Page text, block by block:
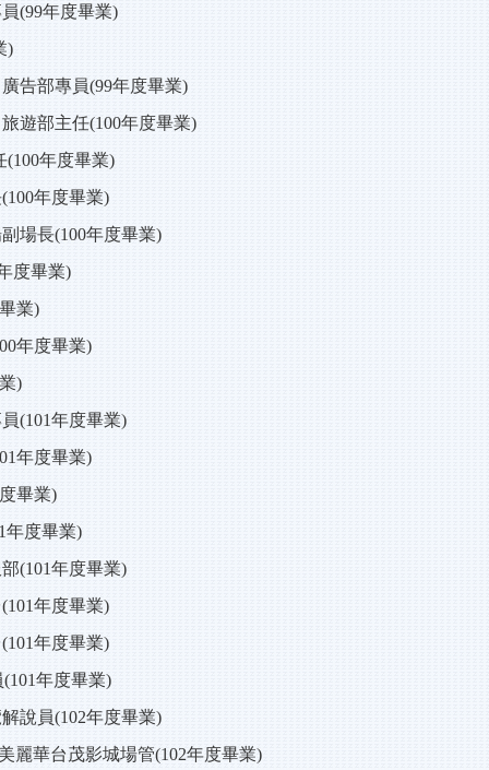
(99年度畢業)
)
告部專員(99年度畢業)
遊部主任(100年度畢業)
(100年度畢業)
年度畢業)
場長(100年度畢業)
度畢業)
業)
年度畢業)
)
(101年度畢業)
年度畢業)
畢業)
年度畢業)
(101年度畢業)
年度畢業)
年度畢業)
年度畢業)
說員(102年度畢業)
麗華台茂影城場管(102年度畢業)